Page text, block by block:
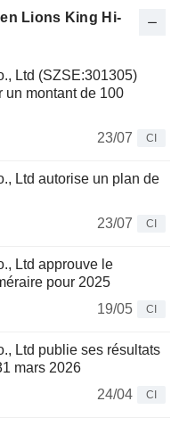
Lions King Hi-
Ltd (SZSE:301305)
un montant de 100
23/07
CI
Ltd autorise un plan de
23/07
CI
Ltd approuve le
pour 2025
19/05
CI
Ltd publie ses résultats
mars 2026
24/04
CI